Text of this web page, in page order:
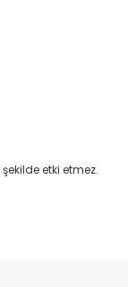
etki etmez.